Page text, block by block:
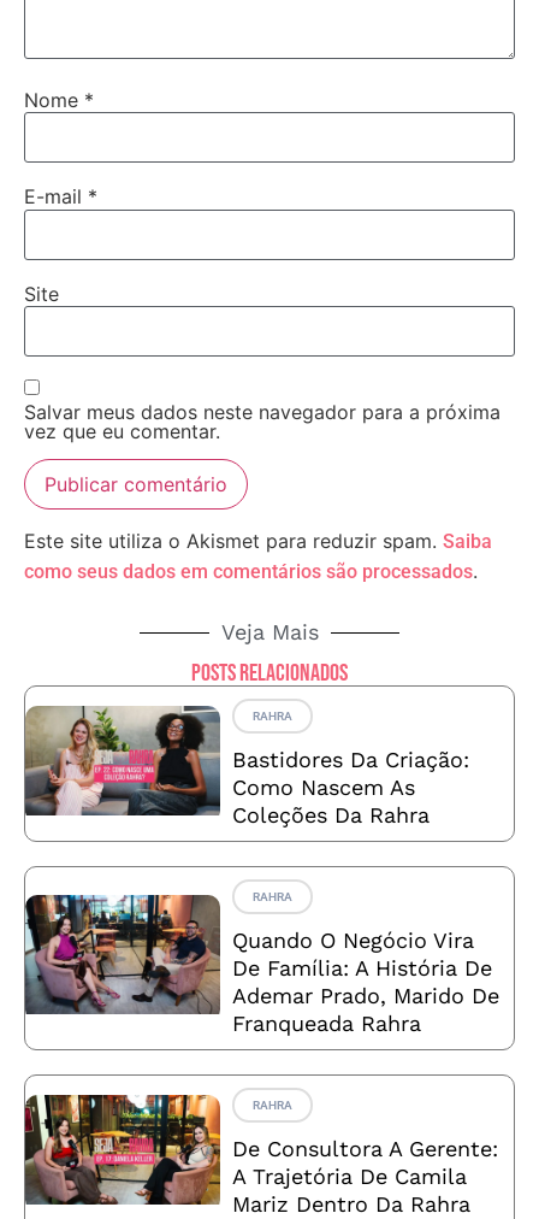
Nome *
E-mail *
Site
Salvar meus dados neste navegador para a próxima
vez que eu comentar.
Este site utiliza o Akismet para reduzir spam. Saiba
como seus dados em comentários são processados.
Veja Mais
Posts relacionados
RAHRA
Bastidores Da Criação:
Como Nascem As
Coleções Da Rahra
RAHRA
Quando O Negócio Vira
De Família: A História De
Ademar Prado, Marido De
Franqueada Rahra
RAHRA
De Consultora A Gerente:
A Trajetória De Camila
Mariz Dentro Da Rahra